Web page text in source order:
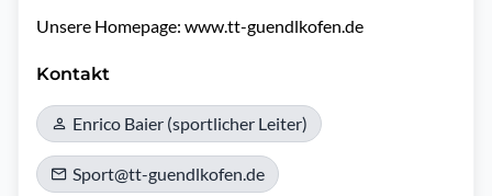
Unsere Homepage: www.tt-guendlkofen.de
Kontakt
Enrico Baier (sportlicher Leiter)
Sport@tt-guendlkofen.de